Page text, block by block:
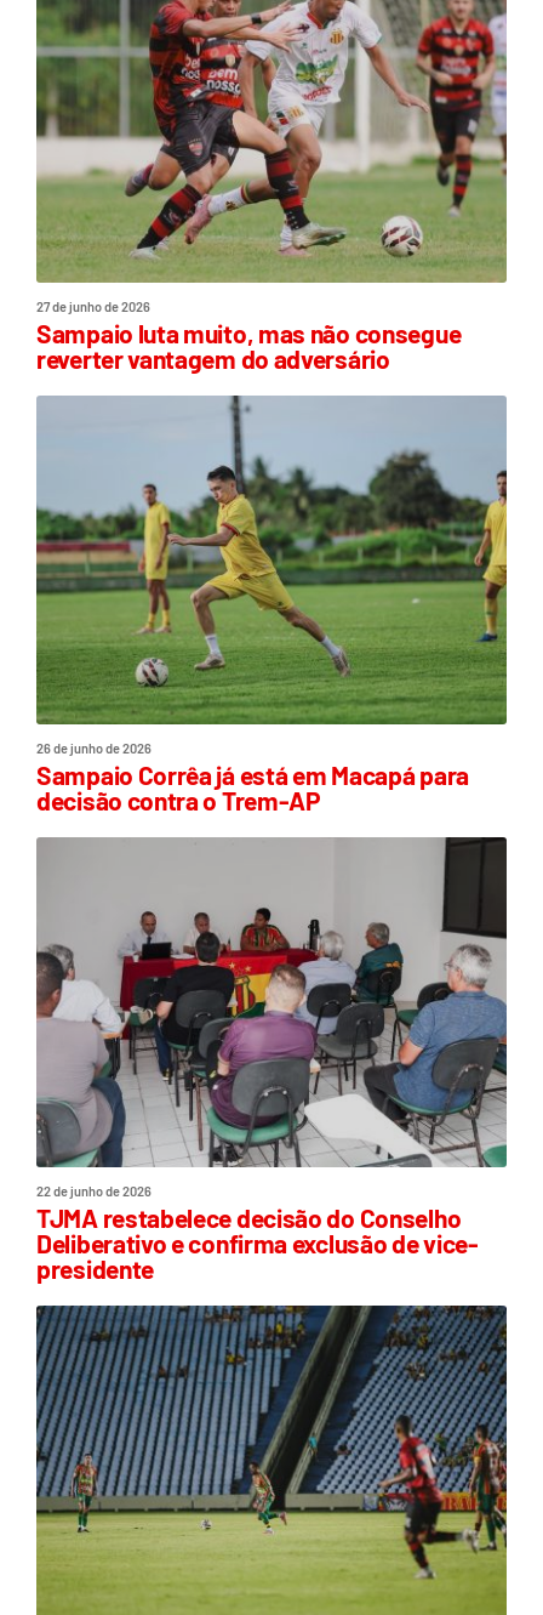
27 de junho de 2026
Sampaio luta muito, mas não consegue
reverter vantagem do adversário
26 de junho de 2026
Sampaio Corrêa já está em Macapá para
decisão contra o Trem-AP
22 de junho de 2026
TJMA restabelece decisão do Conselho
Deliberativo e confirma exclusão de vice-
presidente